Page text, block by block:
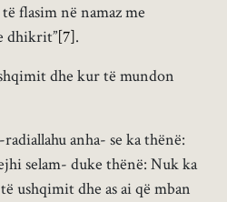
flasim në namaz me
dhikrit”[7].
dhe kur të mundon
anha- se ka thënë:
selam- duke thënë: Nuk ka
ushqimit dhe as ai që mban